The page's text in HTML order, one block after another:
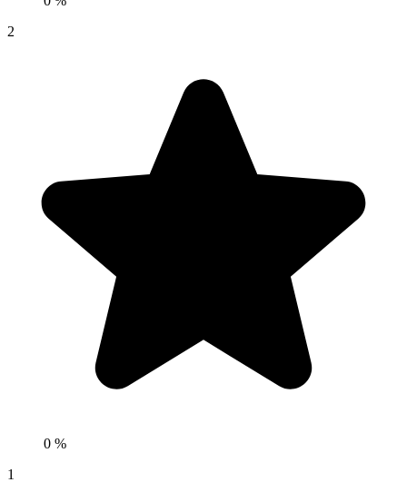
2
0 %
1